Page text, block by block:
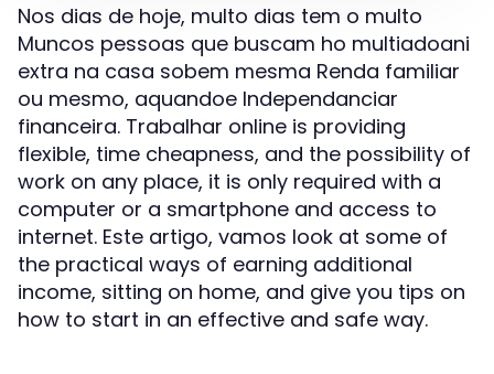
Nos dias de hoje, multo dias tem o multo
Muncos pessoas que buscam ho multiadoani
extra na casa sobem mesma Renda familiar
ou mesmo, aquandoe Independanciar
financeira. Trabalhar online is providing
flexible, time cheapness, and the possibility of
work on any place, it is only required with a
computer or a smartphone and access to
internet. Este artigo, vamos look at some of
the practical ways of earning additional
income, sitting on home, and give you tips on
how to start in an effective and safe way.